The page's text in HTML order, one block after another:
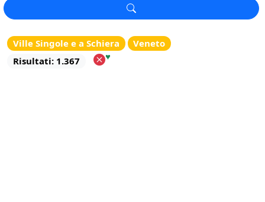
Ville Singole e a Schiera
Veneto
Risultati: 1.367
♥